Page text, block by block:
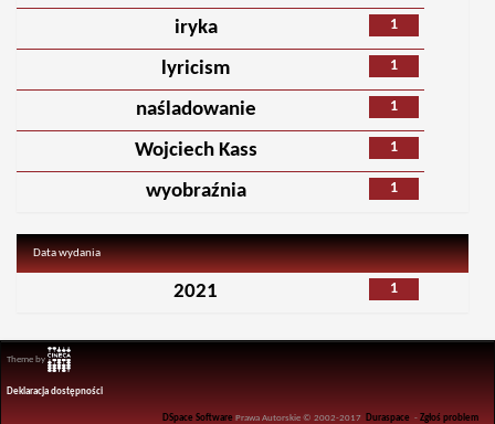
1
iryka
1
lyricism
1
naśladowanie
1
Wojciech Kass
1
wyobraźnia
Data wydania
1
2021
Theme by
Deklaracja dostępności
DSpace Software Prawa Autorskie © 2002-2017 Duraspace -Zgłoś problem